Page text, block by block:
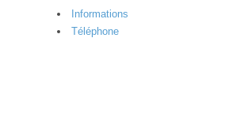
Informations
Téléphone